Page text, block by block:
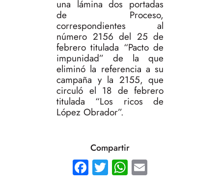
una lámina dos portadas
de Proceso,
correspondientes al
número 2156 del 25 de
febrero titulada “Pacto de
impunidad” de la que
eliminó la referencia a su
campaña y la 2155, que
circuló el 18 de febrero
titulada “Los ricos de
López Obrador”.
Compartir
Facebook
TwitterWhatsApp